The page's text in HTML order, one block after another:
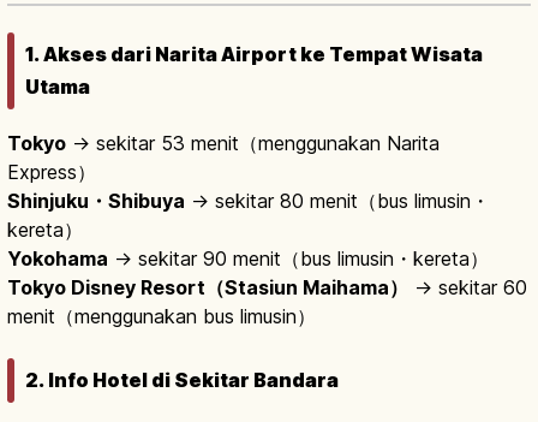
1. Akses dari Narita Airport ke Tempat Wisata
Utama
Tokyo → sekitar 53 menit（menggunakan Narita
Express）
Shinjuku・Shibuya → sekitar 80 menit（bus limusin・
kereta）
Yokohama → sekitar 90 menit（bus limusin・kereta）
Tokyo Disney Resort（Stasiun Maihama）
→ sekitar 60
menit（menggunakan bus limusin）
2. Info Hotel di Sekitar Bandara